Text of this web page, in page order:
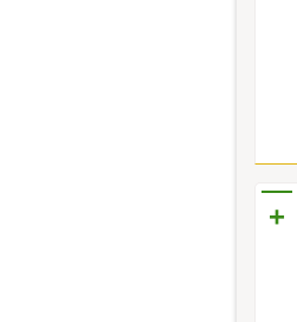
+